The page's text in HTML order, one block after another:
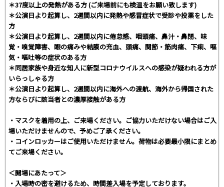
＊37度以上の発熱がある方 (ご来場前にも検温をお願い致します)
＊公演日より起算し、2週間以内に発熱や感冒症状で受診や投薬をした
方
＊公演日より起算し、2週間以内に倦怠感、咽頭痛、鼻汁・鼻閉、味
覚・嗅覚障害、眼の痛みや結膜の充血、頭痛、関節・筋肉痛、下痢、嘔
気・嘔吐等の症状のある方
＊同居家族や身近な知人に新型コロナウイルスへの感染が疑われる方が
いらっしゃる方
＊公演日より起算し、2週間以内に海外への渡航、海外から帰国された
方ならびに該当者との濃厚接触がある方
・マスクを着用の上、ご来場ください。ご協力いただけない場合はご入
場いただけませんので、予めご了承ください。
・コインロッカーはご使用いただけません。荷物は必要最小限にまとめ
てご来場ください。
＜開場にあたって＞
・⼊場時の密を避けるため、時間差入場を予定しております。